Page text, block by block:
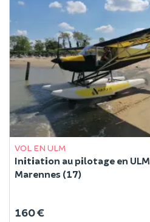
VOL EN ULM
Initiation au pilotage en ULM hydravion à
Marennes (17)
160 €